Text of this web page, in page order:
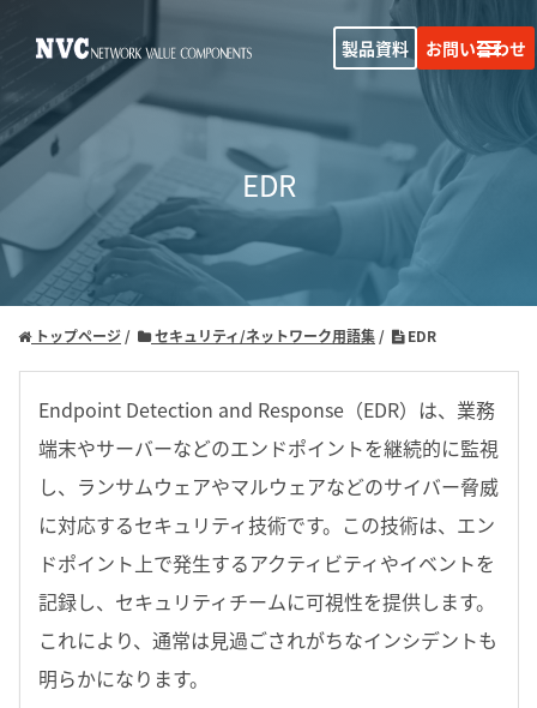
製品資料 お問い合わせ
EDR
トップページ セキュリティ/ネットワーク用語集 EDR
Endpoint Detection and Response（EDR）は、業務
端末やサーバーなどのエンドポイントを継続的に監視
し、ランサムウェアやマルウェアなどのサイバー脅威
に対応するセキュリティ技術です。この技術は、エン
ドポイント上で発生するアクティビティやイベントを
記録し、セキュリティチームに可視性を提供します。
これにより、通常は見過ごされがちなインシデントも
明らかになります。